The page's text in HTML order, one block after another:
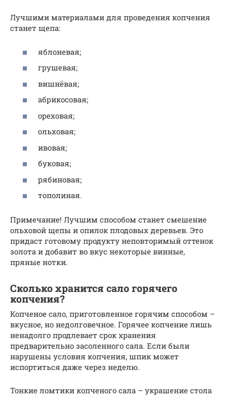
Лучшими материалами для проведения копчения
станет щепа:
яблоневая;
грушевая;
вишнёвая;
абрикосовая;
ореховая;
ольховая;
ивовая;
буковая;
рябиновая;
тополиная.
Примечание! Лучшим способом станет смешение
ольховой щепы и опилок плодовых деревьев. Это
придаст готовому продукту неповторимый оттенок
золота и добавит во вкус некоторые винные,
пряные нотки.
Сколько хранится сало горячего
копчения?
Копченое сало, приготовленное горячим способом –
вкусное, но недолговечное. Горячее копчение лишь
ненадолго продлевает срок хранения
предварительно засоленного сала. Если были
нарушены условия копчения, шпик может
испортиться даже через неделю.
Тонкие ломтики копченого сала – украшение стола